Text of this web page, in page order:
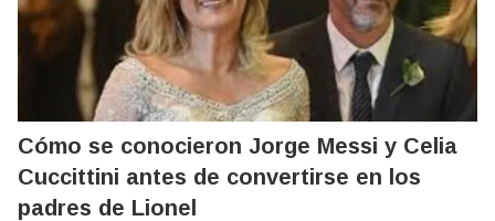
Cómo se conocieron Jorge Messi y Celia
Cuccittini antes de convertirse en los
padres de Lionel